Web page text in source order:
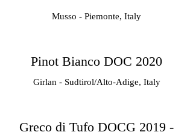
Musso - Piemonte, Italy
Pinot Bianco DOC 2020
Girlan - Sudtirol/Alto-Adige, Italy
Greco di Tufo DOCG 2019 -